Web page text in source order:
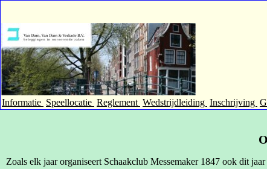
Zoals elk jaar organiseert Schaakclub Messemaker 1847 ook dit
Informatie Speellocatie Reglement Wedstrijdleiding Inschrijving